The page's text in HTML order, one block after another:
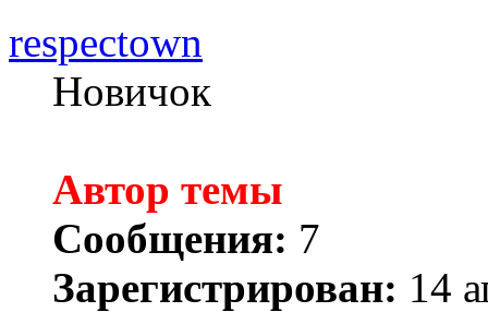
respectown
Новичок
Автор темы
Сообщения: 7
Зарегистрирован: 14